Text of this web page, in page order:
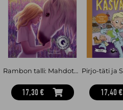
Rambon talli: Mahdoton unelma
17,30 € 17,40 €